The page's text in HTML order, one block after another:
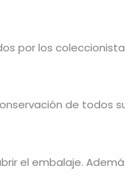
por los
de todos
el embalaje.